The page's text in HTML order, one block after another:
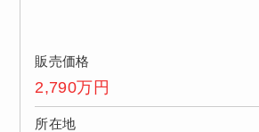
販売価格
2,790万円
所在地